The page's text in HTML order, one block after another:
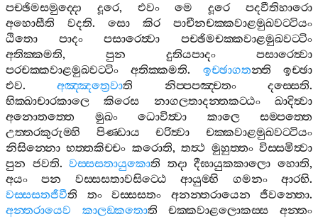
පච‍්ඡිමසමුද‍්දො
දූරෙ, එවං මෙ දූරෙ
පදවීතිහාරො
අහොසීති
වදති. සො කිර
පාචීනචක‍්කවාළමුඛවට‍්ටියං
ඨිතො
පාදං පසාරෙත්‍වා
පච‍්ඡිමචක‍්කවාළමුඛවට‍්ටිං
අතික‍්කමති, පුන දුතියපාදං
පසාරෙත්‍වා
පරචක‍්කවාළමුඛවට‍්ටිං
අතික‍්කමති. ඉච‍්ඡාගතන‍්ති
ඉච‍්ඡා
එව.අඤ‍්ඤත්‍රෙවාති නිප‍්පපඤ‍්චතං දස‍්සෙති.
භික‍්ඛාචාරකාලෙ
කිරෙස නාගලතාදන‍්තකට‍්ඨං
ඛාදිත්‍වා
අනොතත‍්තෙ
මුඛං ධොවිත්‍වා කාලෙ
සම‍්පත‍්තෙ
උත‍්තරකුරුම‍්හි
පිණ‍්ඩාය චරිත්‍වා
චක‍්කවාළමුඛවට‍්ටියං
නිසින‍්නො භත‍්තකිච‍්චං කරොති,තත්‍ථ මුහුත‍්තං විස‍්සමිත්‍වා
පුන ජවති.වස‍්සසතායුකොති තදා දීඝායුකකාලො හොති,
අයං
පන වස‍්සසතාවසිට‍්ඨෙ ආයුම‍්හි ගමනං ආරභි.
වස‍්සසතජීවීති තං වස‍්සසතං අනන‍්තරායෙන ජීවන‍්තො.
අන‍්තරායෙව
කාලඞ‍්කතොති චක‍්කවාළලොකස‍්ස
අන‍්තං